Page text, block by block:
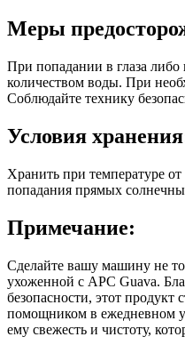
Меры
При попадании в глаза
количеством воды. При
Соблюдайте технику
Условия
Хранить при температуре
попадания прямых
Примечание:
Сделайте вашу машину не
ухоженной с APC Guava.
безопасности, этот
помощником в ежедневном
ему свежесть и чистоту,